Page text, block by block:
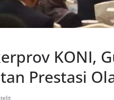
KONI,
Prestasi